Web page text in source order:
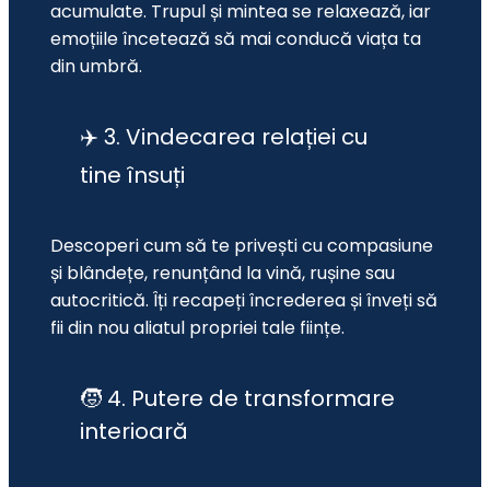
acumulate. Trupul și mintea se relaxează, iar
emoțiile încetează să mai conducă viața ta
din umbră.
✈️ 3. Vindecarea relației cu
tine însuți
Descoperi cum să te privești cu compasiune
și blândețe, renunțând la vină, rușine sau
autocritică. Îți recapeți încrederea și înveți să
fii din nou aliatul propriei tale ființe.
🧒 4. Putere de transformare
interioară